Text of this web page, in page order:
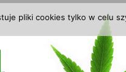
pliki cookies tylko w celu